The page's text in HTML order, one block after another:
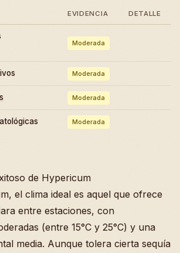
EVIDENCIA DETALLE
Moderada
Moderada
Moderada
Moderada
de Hypericum
el clima ideal es aquel que ofrece
entre estaciones, con
(entre 15°C y 25°C) y una
media. Aunque tolera cierta sequía